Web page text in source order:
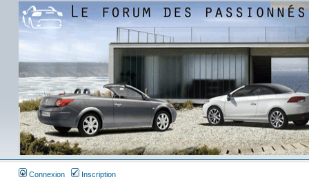
Connexion Inscription